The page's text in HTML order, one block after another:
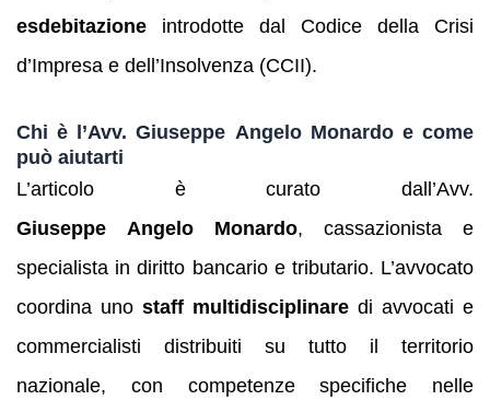
esdebitazione introdotte dal Codice della Crisi
d’Impresa e dell’Insolvenza (CCII).
Chi è l’Avv. Giuseppe Angelo Monardo e come
può aiutarti
L’articolo è curato dall’Avv.
Giuseppe Angelo Monardo, cassazionista e
specialista in diritto bancario e tributario. L’avvocato
coordina uno staff multidisciplinare di avvocati e
commercialisti distribuiti su tutto il territorio
nazionale, con competenze specifiche nelle